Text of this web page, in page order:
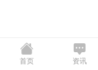
首页 资讯